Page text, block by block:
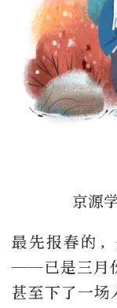
京源
最先报春的
——已是三月
甚至下了一场